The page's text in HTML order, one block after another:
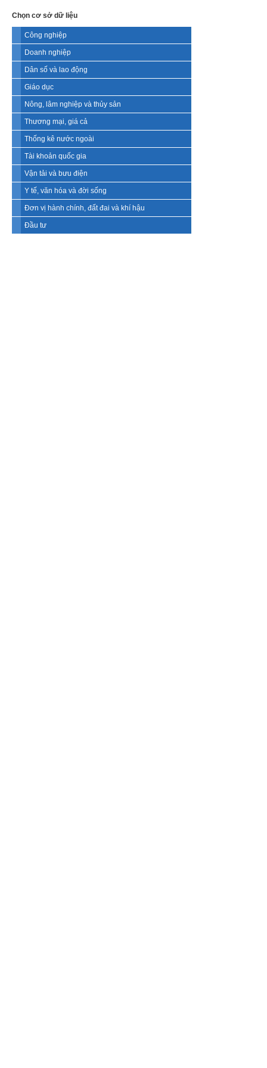
Chọn cơ sở dữ liệu
Công nghiệp
Doanh nghiệp
Dân số và lao động
Giáo dục
Nông, lâm nghiệp và thủy sản
Thương mại, giá cả
Thống kê nước ngoài
Tài khoản quốc gia
Vận tải và bưu điện
Y tế, văn hóa và đời sống
Đơn vị hành chính, đất đai và khí hậu
Đầu tư